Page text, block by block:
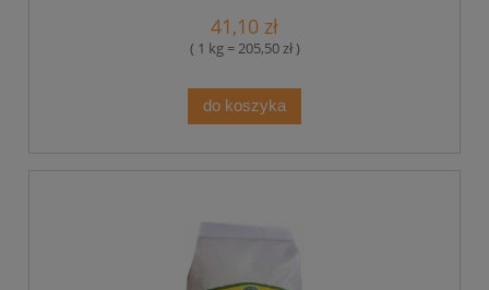
41,10 zł
( 1 kg = 205,50 zł )
do koszyka